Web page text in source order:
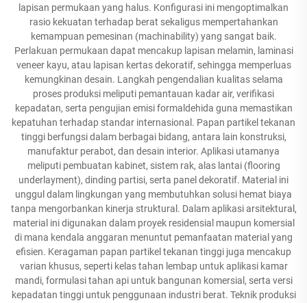
lapisan permukaan yang halus. Konfigurasi ini mengoptimalkan
rasio kekuatan terhadap berat sekaligus mempertahankan
kemampuan pemesinan (machinability) yang sangat baik.
Perlakuan permukaan dapat mencakup lapisan melamin, laminasi
veneer kayu, atau lapisan kertas dekoratif, sehingga memperluas
kemungkinan desain. Langkah pengendalian kualitas selama
proses produksi meliputi pemantauan kadar air, verifikasi
kepadatan, serta pengujian emisi formaldehida guna memastikan
kepatuhan terhadap standar internasional. Papan partikel tekanan
tinggi berfungsi dalam berbagai bidang, antara lain konstruksi,
manufaktur perabot, dan desain interior. Aplikasi utamanya
meliputi pembuatan kabinet, sistem rak, alas lantai (flooring
underlayment), dinding partisi, serta panel dekoratif. Material ini
unggul dalam lingkungan yang membutuhkan solusi hemat biaya
tanpa mengorbankan kinerja struktural. Dalam aplikasi arsitektural,
material ini digunakan dalam proyek residensial maupun komersial
di mana kendala anggaran menuntut pemanfaatan material yang
efisien. Keragaman papan partikel tekanan tinggi juga mencakup
varian khusus, seperti kelas tahan lembap untuk aplikasi kamar
mandi, formulasi tahan api untuk bangunan komersial, serta versi
kepadatan tinggi untuk penggunaan industri berat. Teknik produksi